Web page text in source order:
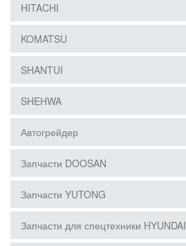
HITACHI
KOMATSU
SHANTUI
SHEHWA
Автогрейдер
Запчасти DOOSAN
Запчасти YUTONG
Запчасти для спецтехники HYUNDAI